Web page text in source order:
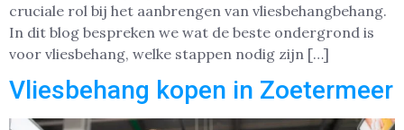
cruciale rol bij het aanbrengen van vliesbehangbehang.
In dit blog bespreken we wat de beste ondergrond is
voor vliesbehang, welke stappen nodig zijn […]
Vliesbehang kopen in Zoetermeer